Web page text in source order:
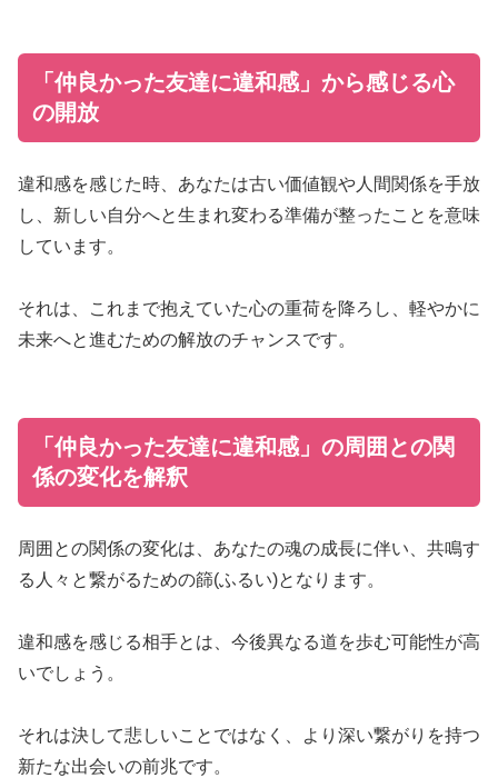
「仲良かった友達に違和感」から感じる心
の開放
違和感を感じた時、あなたは古い価値観や人間関係を手放
し、新しい自分へと生まれ変わる準備が整ったことを意味
しています。
それは、これまで抱えていた心の重荷を降ろし、軽やかに
未来へと進むための解放のチャンスです。
「仲良かった友達に違和感」の周囲との関
係の変化を解釈
周囲との関係の変化は、あなたの魂の成長に伴い、共鳴す
る人々と繋がるための篩(ふるい)となります。
違和感を感じる相手とは、今後異なる道を歩む可能性が高
いでしょう。
それは決して悲しいことではなく、より深い繋がりを持つ
新たな出会いの前兆です。